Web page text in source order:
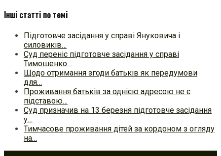
Інші статті по темі
Підготовче засідання у справі Януковича і
силовиків…
Суд переніс підготовче засідання у справі
Тимошенко…
Щодо отримання згоди батьків як передумови
для…
Проживання батьків за однією адресою не є
підставою…
Суд призначив на 13 березня підготовче засідання
у…
Тимчасове проживання дітей за кордоном з огляду
на…